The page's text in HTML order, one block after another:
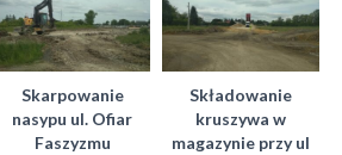
Skarpowanie
nasypu ul. Ofiar
Faszyzmu
Składowanie
kruszywa w
magazynie przy ul